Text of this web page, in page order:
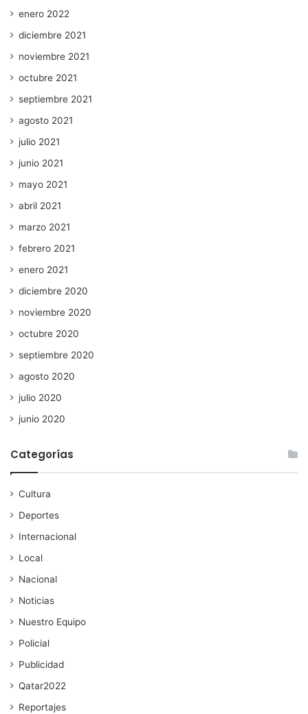
enero 2022
diciembre 2021
noviembre 2021
octubre 2021
septiembre 2021
agosto 2021
julio 2021
junio 2021
mayo 2021
abril 2021
marzo 2021
febrero 2021
enero 2021
diciembre 2020
noviembre 2020
octubre 2020
septiembre 2020
agosto 2020
julio 2020
junio 2020
Categorías
Cultura
Deportes
Internacional
Local
Nacional
Noticias
Nuestro Equipo
Policial
Publicidad
Qatar2022
Reportajes